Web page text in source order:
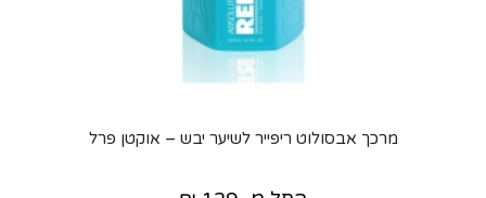
מרכך אבסולוט ריפייר לשיער יבש – אוקטן פרל